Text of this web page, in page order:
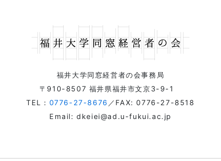
福井大学同窓経営者の会事務局
〒910-8507 福井県福井市文京3-9-1
TEL： 0776-27-8676 ／FAX: 0776-27-8518
Email: dkeiei@ad.u-fukui.ac.jp